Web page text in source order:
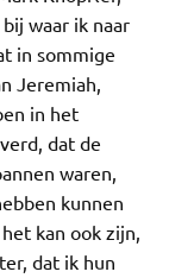
waar ik naar
in sommige
Jeremiah,
in het
dat de
waren,
kunnen
kan ook zijn,
dat ik hun